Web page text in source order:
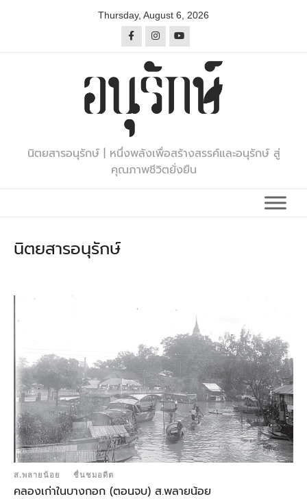
Thursday, August 6, 2026
นิตยสารอนุรักษ์ | หนึ่งพลังเพื่อสร้างสรรค์และอนุรักษ์ สู่
คุณภาพชีวิตยั่งยืน
นิตยสารอนุรักษ์
ส.พลายน้อย ชื่นชมอดีต
คลองเก่าในบางกอก (ตอนจบ) ส.พลายน้อย